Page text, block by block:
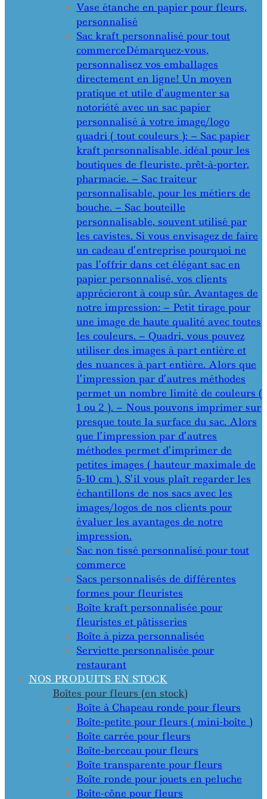
Vase étanche en papier pour fleurs,
personnalisé
Sac kraft personnalisé pour tout
commerceDémarquez-vous,
personnalisez vos emballages
directement en ligne! Un moyen
pratique et utile d’augmenter sa
notoriété avec un sac papier
personnalisé à votre image/logo
quadri ( tout couleurs ): – Sac papier
kraft personnalisable, idéal pour les
boutiques de fleuriste, prêt-à-porter,
pharmacie. – Sac traiteur
personnalisable, pour les métiers de
bouche. – Sac bouteille
personnalisable, souvent utilisé par
les cavistes. Si vous envisagez de faire
un cadeau d’entreprise pourquoi ne
pas l’offrir dans cet élégant sac en
papier personnalisé, vos clients
apprécieront à coup sûr. Avantages de
notre impression: – Petit tirage pour
une image de haute qualité avec toutes
les couleurs. – Quadri, vous pouvez
utiliser des images à part entière et
des nuances à part entière. Alors que
l’impression par d’autres méthodes
permet un nombre limité de couleurs (
1 ou 2 ). – Nous pouvons imprimer sur
presque toute la surface du sac. Alors
que l’impression par d’autres
méthodes permet d’imprimer de
petites images ( hauteur maximale de
5-10 cm ). S’il vous plaît regarder les
échantillons de nos sacs avec les
images/logos de nos clients pour
évaluer les avantages de notre
impression.
Sac non tissé personnalisé pour tout
commerce
Sacs personnalisés de différentes
formes pour fleuristes
Boîte kraft personnalisée pour
fleuristes et pâtisseries
Boîte à pizza personnalisée
Serviette personnalisée pour
restaurant
NOS PRODUITS EN STOCK
Boîtes pour fleurs (en stock)
Boîte à Chapeau ronde pour fleurs
Boîte-petite pour fleurs ( mini-boîte )
Boîte carrée pour fleurs
Boîte-berceau pour fleurs
Boîte transparente pour fleurs
Boîte ronde pour jouets en peluche
Boîte-cône pour fleurs